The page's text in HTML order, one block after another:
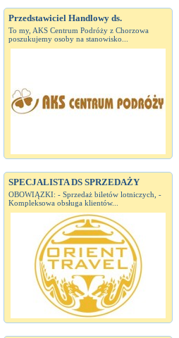
Przedstawiciel Handlowy ds.
To my, AKS Centrum Podróży z Chorzowa
poszukujemy osoby na stanowisko...
SPECJALISTA DS SPRZEDAŻY
OBOWIĄZKI: - Sprzedaż biletów lotniczych, -
Kompleksowa obsługa klientów...